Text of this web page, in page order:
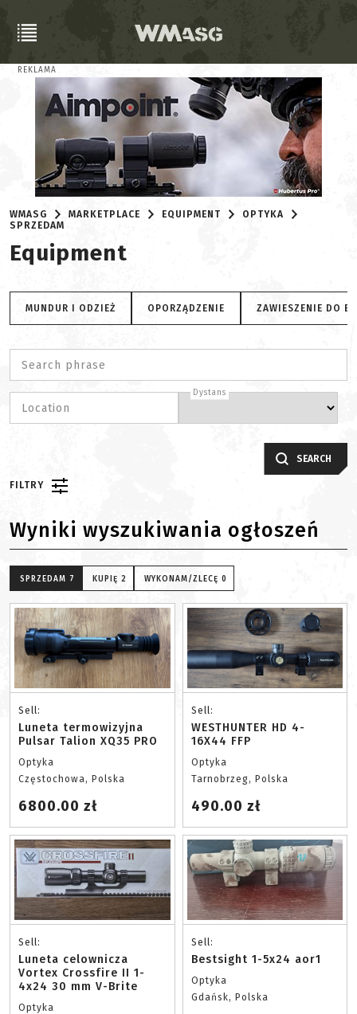
REKLAMA
WMASG MARKETPLACE EQUIPMENT
OPTYKA
SPRZEDAM
Equipment
MUNDUR I ODZIEŻ OPORZĄDZENIE ZAWIESZENIE DO
Search phrase
Location
Dystans
SEARCH
FILTRY
Wyniki wyszukiwania ogłoszeń
SPRZEDAM 7 KUPIĘ 2 WYKONAM/ZLECĘ 0
Sell:
Luneta termowizyjna
Pulsar Talion XQ35 PRO
Optyka
Częstochowa, Polska
6800.00 zł
Sell:
WESTHUNTER HD 4-
16X44 FFP
Optyka
Tarnobrzeg, Polska
490.00 zł
Sell:
Luneta celownicza
Vortex Crossfire II 1-
4x24 30 mm V-Brite
Optyka
Sell:
Bestsight 1-5x24 aor1
Optyka
Gdańsk, Polska